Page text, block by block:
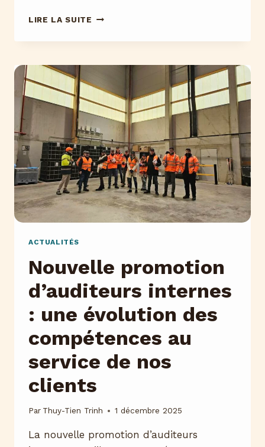
LIRE LA SUITE PONTS
JOURS
–
2026
ACTUALITÉS
Nouvelle promotion
d’auditeurs internes
: une évolution des
compétences au
service de nos
clients
Par Thuy-Tien Trinh 1 décembre 2025
La nouvelle promotion d’auditeurs